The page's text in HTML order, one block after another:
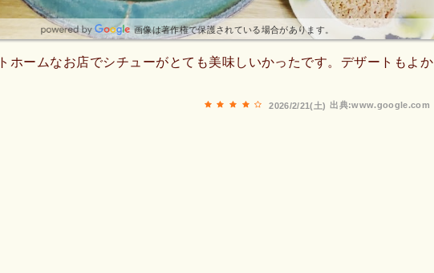
画像は著作権で保護されている場合があります。
ホームなお店でシチューがとても美味しいかったです。デザートもよか
出典:www.google.com
2026/2/21(土)